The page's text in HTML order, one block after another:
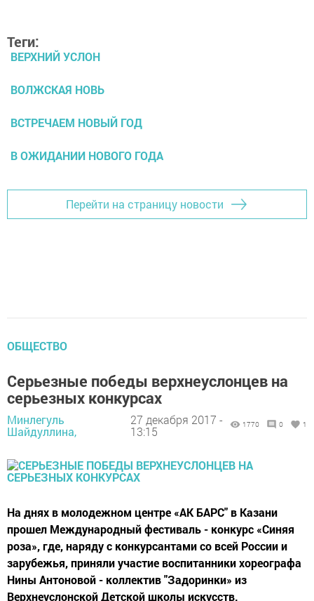
Теги:
ВЕРХНИЙ УСЛОН
ВОЛЖСКАЯ НОВЬ
ВСТРЕЧАЕМ НОВЫЙ ГОД
В ОЖИДАНИИ НОВОГО ГОДА
Перейти на страницу новости
ОБЩЕСТВО
Серьезные победы верхнеуслонцев на
серьезных конкурсах
Минлегуль
Шайдуллина,
27 декабря 2017 -
13:15
1770 0 1
На днях в молодежном центре «АК БАРС" в Казани
прошел Международный фестиваль - конкурс «Синяя
роза», где, наряду с конкурсантами со всей России и
зарубежья, приняли участие воспитанники хореографа
Нины Антоновой - коллектив "Задоринки» из
Верхнеуслонской Детской школы искусств.